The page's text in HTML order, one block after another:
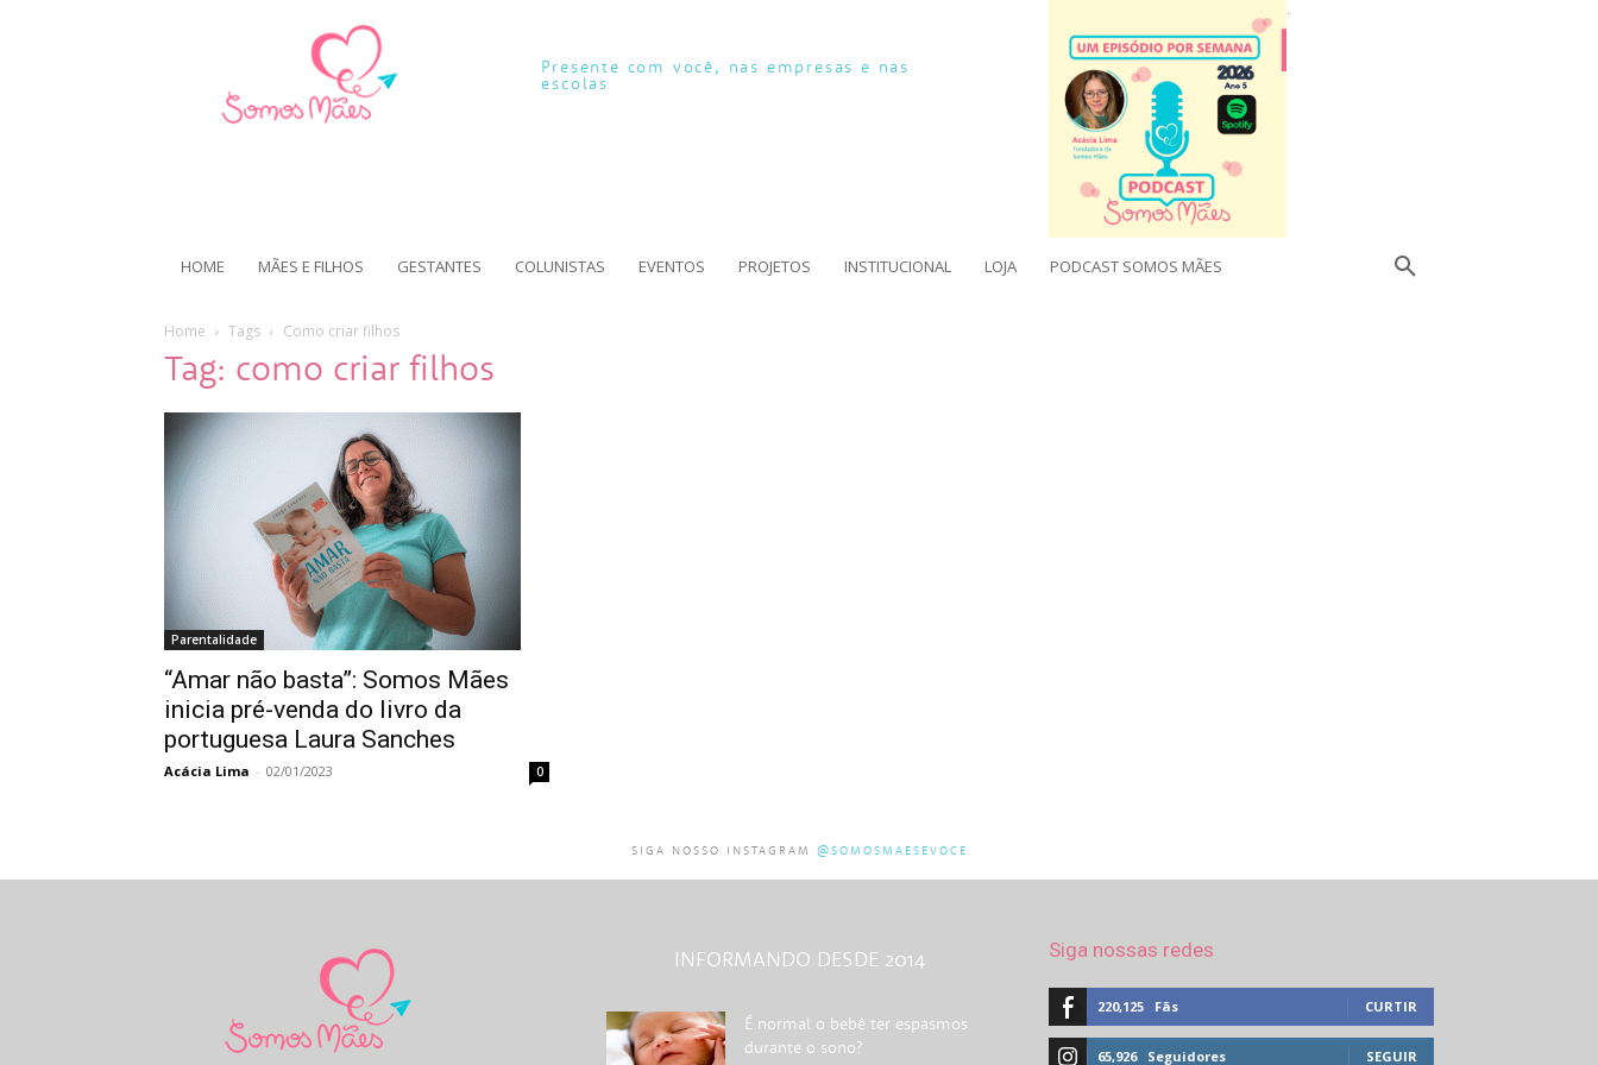
Presente com você, nas empresas e nas
escolas
.
HOME MÃES E FILHOS GESTANTES COLUNISTAS EVENTOS PROJETOS INSTITUCIONAL LOJA PODCAST SOMOS MÃES
Home Tags Como criar filhos
Tag: como criar filhos
Parentalidade
“Amar não basta”: Somos Mães
inicia pré-venda do livro da
portuguesa Laura Sanches
Acácia Lima - 02/01/2023 0
SIGA NOSSO INSTAGRAM @SOMOSMAESEVOCE
INFORMANDO DESDE 2014
É normal o bebê ter espasmos
durante o sono?
Siga nossas redes
220,125 Fãs CURTIR
65,926 Seguidores SEGUIR